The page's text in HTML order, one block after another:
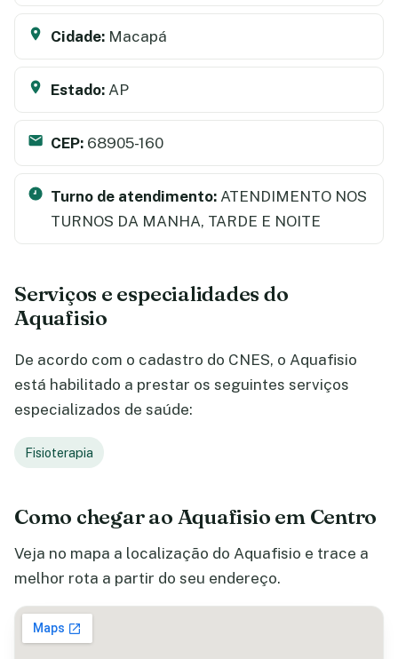
Cidade: Macapá
Estado: AP
CEP: 68905-160
Turno de atendimento: ATENDIMENTO NOS
TURNOS DA MANHA, TARDE E NOITE
Serviços e especialidades do
Aquafisio
De acordo com o cadastro do CNES, o Aquafisio
está habilitado a prestar os seguintes serviços
especializados de saúde:
Fisioterapia
Como chegar ao Aquafisio em Centro
Veja no mapa a localização do Aquafisio e trace a
melhor rota a partir do seu endereço.